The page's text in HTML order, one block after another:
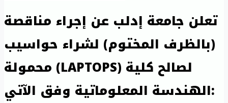
تعلن جامعة إدلب عن إجراء مناقصة
(بالظرف المختوم) لشراء حواسيب
محمولة (LAPTOPS) لصالح كلية
الهندسة المعلوماتية وفق الآتي: